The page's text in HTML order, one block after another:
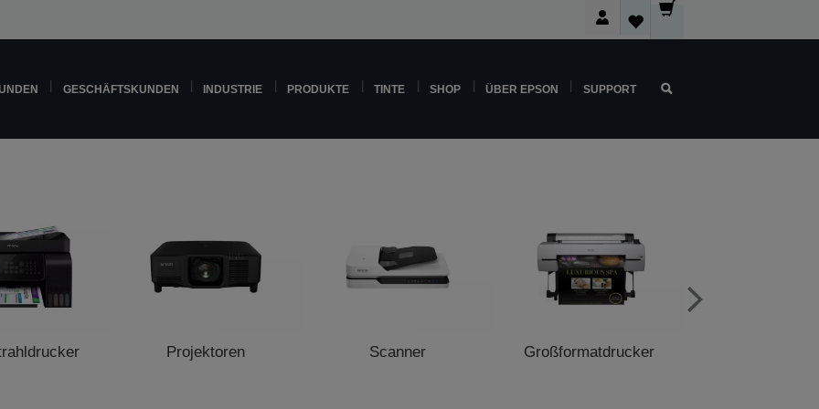
GESCHÄFTSKUNDEN INDUSTRIE PRODUKTE TINTE SHOP ÜBER EPSON SUPPORT
Projektoren Scanner Großformatdrucker